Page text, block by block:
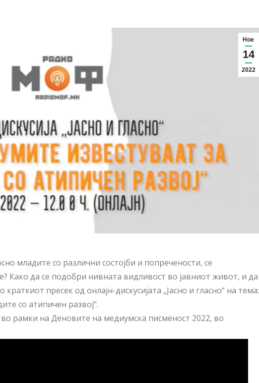
Ное
14
2022
младите со различни состојби и попречености, се
Како да се подобри нивната видливост во јавниот живот, и да
пресек од онлајн-дискусијата „Јасно и гласно“ на тема:
со атипичен развој“.
рамки на Деновите на медиумска писменост 2022, во